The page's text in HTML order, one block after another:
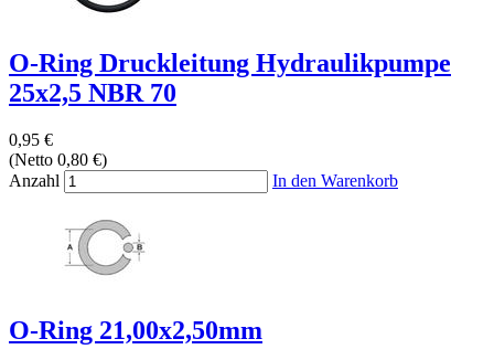
O-Ring Druckleitung Hydraulikpumpe
25x2,5 NBR 70
0,95 €
(Netto 0,80 €)
Anzahl
In den Warenkorb
O-Ring 21,00x2,50mm